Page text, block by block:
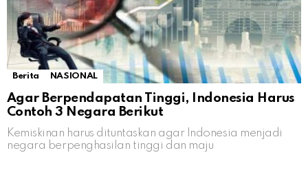
Berita NASIONAL
Agar Berpendapatan Tinggi, Indonesia Harus
Contoh 3 Negara Berikut
Kemiskinan harus dituntaskan agar Indonesia menjadi
negara berpenghasilan tinggi dan maju